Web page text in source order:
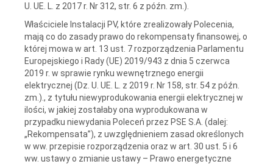
U. UE. L. z 2017 r. Nr 312, str. 6 z późn. zm.).
Właściciele Instalacji PV, które zrealizowały Polecenia,
mają co do zasady prawo do rekompensaty finansowej, o
której mowa w art. 13 ust. 7 rozporządzenia Parlamentu
Europejskiego i Rady (UE) 2019/943 z dnia 5 czerwca
2019 r. w sprawie rynku wewnętrznego energii
elektrycznej (Dz. U. UE. L. z 2019 r. Nr 158, str. 54 z późn.
zm.)., z tytułu niewyprodukowania energii elektrycznej w
ilości, w jakiej zostałaby ona wyprodukowana w
przypadku niewydania Poleceń przez PSE S.A. (dalej:
„Rekompensata”), z uwzględnieniem zasad określonych
w ww. przepisie rozporządzenia oraz w art. 30 ust. 5 i 6
ww. ustawy o zmianie ustawy – Prawo energetyczne